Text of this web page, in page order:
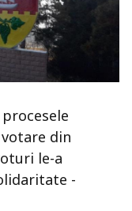
din
le-a
-